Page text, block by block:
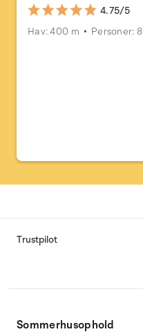
4.75/5
Hav: 400 m
Personer: 8
Trustpilot
Sommerhusophold